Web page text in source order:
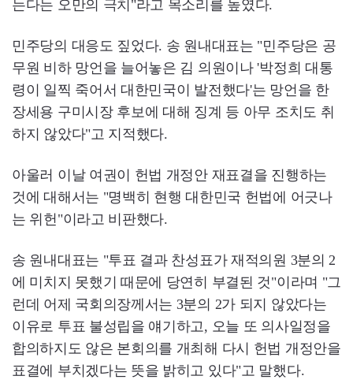
는다는 오만의 극치"라고 목소리를 높였다.
민주당의 대응도 짚었다. 송 원내대표는 "민주당은 공
무원 비하 망언을 늘어놓은 김 의원이나 '박정희 대통
령이 일찍 죽어서 대한민국이 발전했다'는 망언을 한
장세용 구미시장 후보에 대해 징계 등 아무 조치도 취
하지 않았다"고 지적했다.
아울러 이날 여권이 헌법 개정안 재표결을 진행하는
것에 대해서는 "명백히 현행 대한민국 헌법에 어긋나
는 위헌"이라고 비판했다.
송 원내대표는 "투표 결과 찬성표가 재적의원 3분의 2
에 미치지 못했기 때문에 당연히 부결된 것"이라며 "그
런데 어제 국회의장께서는 3분의 2가 되지 않았다는
이유로 투표 불성립을 얘기하고, 오늘 또 의사일정을
합의하지도 않은 본회의를 개최해 다시 헌법 개정안을
표결에 부치겠다는 뜻을 밝히고 있다"고 말했다.